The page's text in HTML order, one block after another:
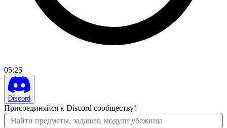
05:25
Discord
Присоединяйся к Discord сообществу!